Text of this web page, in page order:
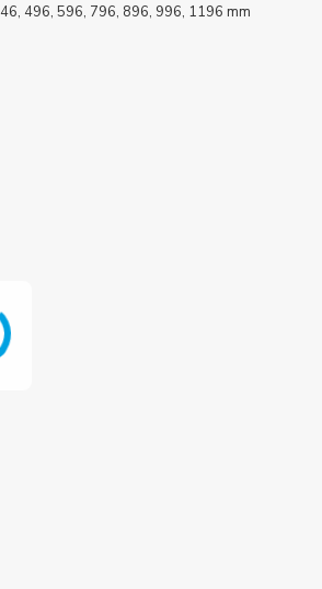
496, 596, 796, 896, 996, 1196 mm